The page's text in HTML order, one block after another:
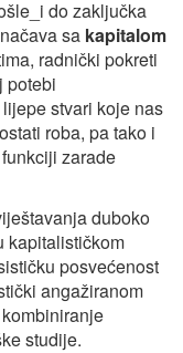
do zaključka
sa kapitalom
radnički pokreti
potebi
stvari koje nas
roba, pa tako i
zarade
duboko
kapitalističkom
posvećenost
angažiranom
studije.